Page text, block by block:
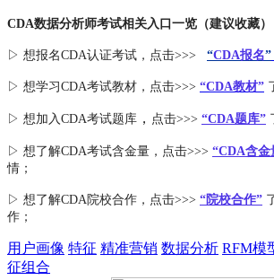
CDA数据分析师考试相关入口一览（建议收藏）
▷ 想报名CDA认证考试，点击>>> “CDA报名”
▷ 想学习CDA考试教材，点击>>> “CDA教材”
▷ 想加入CDA考试题库 ， 点击>>> “CDA题库”
▷ 想了解CDA考试含金量 ，点击>>> “CDA含金
情；
▷ 想了解CDA院校合作 ，点击>>> “院校合作”
作；
用户画像 特征 精准营销 数据分析 RFM模
征组合